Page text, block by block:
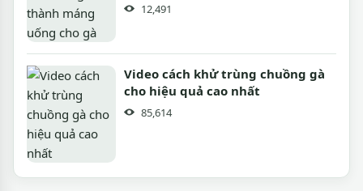
12,491
Video cách khử trùng chuồng gà
cho hiệu quả cao nhất
85,614